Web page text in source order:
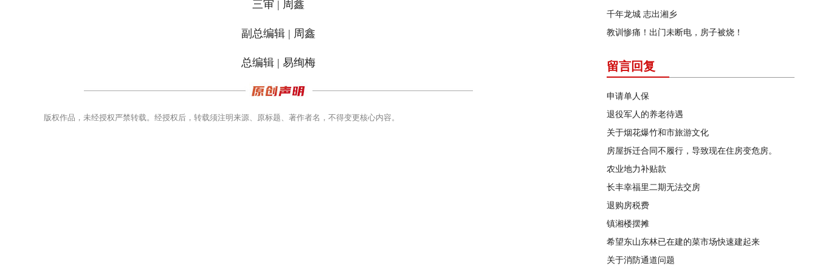
三审 | 周鑫
副总编辑 | 周鑫
总编辑 | 易绚梅
版权作品，未经授权严禁转载。经授权后，转载须注明来源、原标题、著作者名，不得变更核心内容。
千年龙城 志出湘乡
教训惨痛！出门未断电，房子被烧！
留言回复
申请单人保
退役军人的养老待遇
关于烟花爆竹和市旅游文化
房屋拆迁合同不履行，导致现在住房变危房。
农业地力补贴款
长丰幸福里二期无法交房
退购房税费
镇湘楼摆摊
希望东山东林已在建的菜市场快速建起来
关于消防通道问题